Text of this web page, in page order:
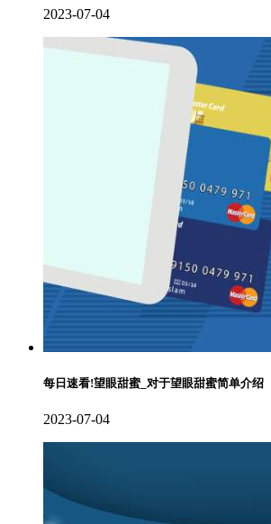
2023-07-04
每日速看!望眼甜蜜_对于望眼甜蜜简单介绍
2023-07-04